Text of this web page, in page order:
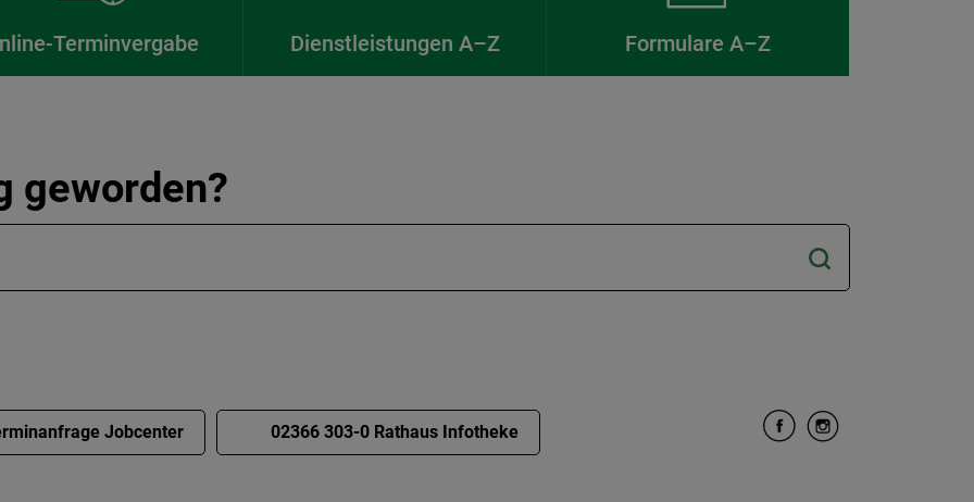
Terminvergabe Dienstleistungen A–Z Formulare A–Z
geworden?
Jobcenter 02366 303-0 Rathaus Infotheke